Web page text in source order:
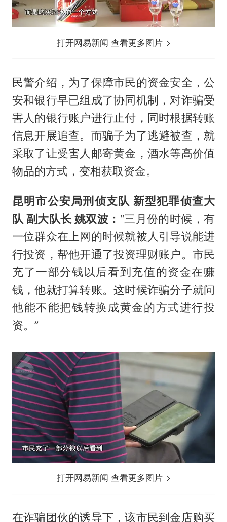
打开网易新闻 查看更多图片
民警介绍，为了保障市民的资金安全，公
安和银行早已组成了协同机制，对诈骗受
害人的银行账户进行止付，同时根据转账
信息开展追查。而骗子为了逃避被查，就
采取了让受害人邮寄黄金，酒水等高价值
物品的方式，变相获取资金。
昆明市公安局刑侦支队 新型犯罪侦查大
队 副大队长 姚双波： “三月份的时候，有
一位群众在上网的时候就被人引导说能进
行投资，帮他开通了投资理财账户。市民
充了一部分钱以后看到充值的资金在赚
钱，他就打算转账。这时候诈骗分子就问
他能不能把钱转换成黄金的方式进行投
资。”
打开网易新闻 查看更多图片
在诈骗团伙的诱导下，该市民到金店购买